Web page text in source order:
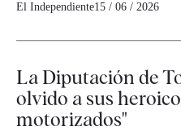
El Independiente15 / 06 / 2026
La Diputación de
olvido a sus
motorizados"